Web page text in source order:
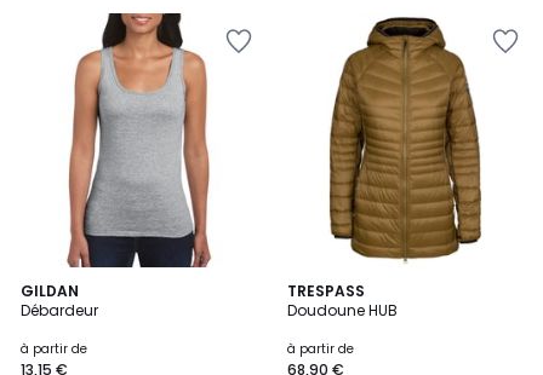
GILDAN
Débardeur
à partir de
13,15 €
6
Couleurs
TRESPASS
Doudoune HUB
à partir de
68,90 €
2
Couleurs